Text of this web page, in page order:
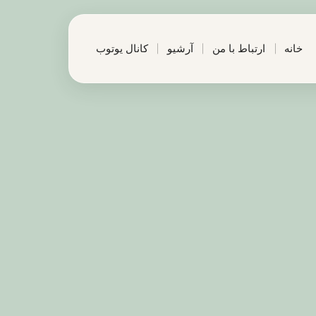
خانه ارتباط با من آرشیو کانال یوتوب